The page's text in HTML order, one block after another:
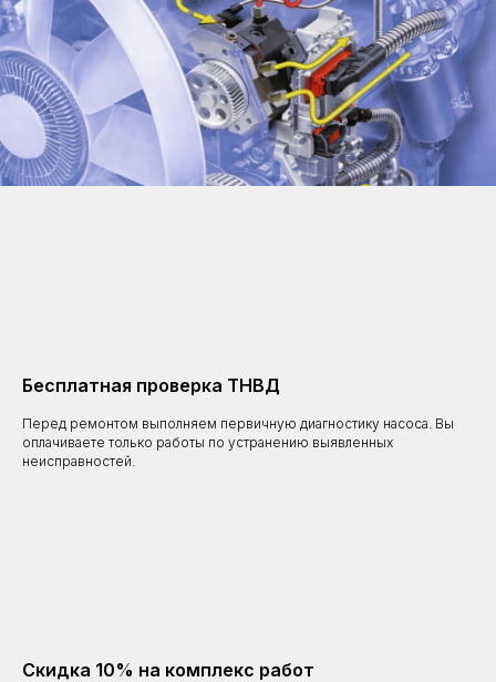
Бесплатная проверка ТНВД
Перед ремонтом выполняем первичную диагностику насоса. Вы
оплачиваете только работы по устранению выявленных
неисправностей.
Скидка 10% на комплекс работ